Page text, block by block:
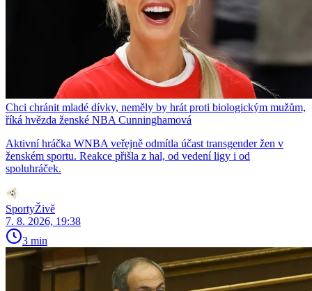
Chci chránit mladé dívky, neměly by hrát proti biologickým mužům,
říká hvězda ženské NBA Cunninghamová
Aktivní hráčka WNBA veřejně odmítla účast transgender žen v
ženském sportu. Reakce přišla z hal, od vedení ligy i od
spoluhráček.
SportyŽivě
7. 8. 2026, 19:38
3 min